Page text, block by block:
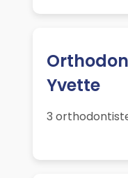
Yvette
3